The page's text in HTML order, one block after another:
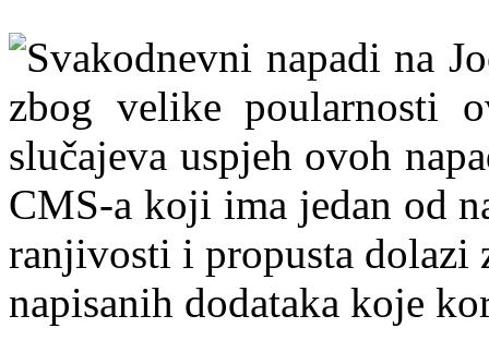
Svakodnevni napadi na
zbog velike poularnosti
slučajeva uspjeh ovoh
CMS-a koji ima jedan od
ranjivosti i propusta dolazi
napisanih dodataka koje